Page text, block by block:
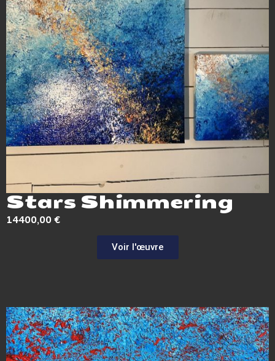
Stars Shimmering
14400,00€
Voir l'œuvre